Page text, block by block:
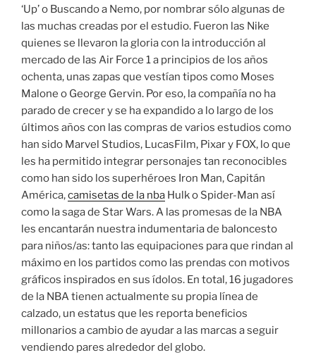
‘Up’ o Buscando a Nemo, por nombrar sólo algunas de
las muchas creadas por el estudio. Fueron las Nike
quienes se llevaron la gloria con la introducción al
mercado de las Air Force 1 a principios de los años
ochenta, unas zapas que vestían tipos como Moses
Malone o George Gervin. Por eso, la compañía no ha
parado de crecer y se ha expandido a lo largo de los
últimos años con las compras de varios estudios como
han sido Marvel Studios, LucasFilm, Pixar y FOX, lo que
les ha permitido integrar personajes tan reconocibles
como han sido los superhéroes Iron Man, Capitán
América,camisetas de la nba Hulk o Spider-Man así
como la saga de Star Wars. A las promesas de la NBA
les encantarán nuestra indumentaria de baloncesto
para niños/as: tanto las equipaciones para que rindan al
máximo en los partidos como las prendas con motivos
gráficos inspirados en sus ídolos. En total, 16 jugadores
de la NBA tienen actualmente su propia línea de
calzado, un estatus que les reporta beneficios
millonarios a cambio de ayudar a las marcas a seguir
vendiendo pares alrededor del globo.